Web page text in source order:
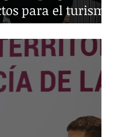
para el turismo